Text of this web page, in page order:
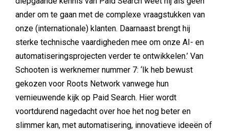
ander om te gaan met de complexe vraagstukken van
onze (internationale) klanten. Daarnaast brengt hij
sterke technische vaardigheden mee om onze AI- en
automatiseringsprojecten verder te ontwikkelen.’ Van
Schooten is werknemer nummer 7: ‘Ik heb bewust
gekozen voor Roots Network vanwege hun
vernieuwende kijk op Paid Search. Hier wordt
voortdurend nagedacht over hoe het nog beter en
slimmer kan, met automatisering, innovatieve ideeën of